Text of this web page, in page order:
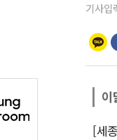
기사입
이
[세